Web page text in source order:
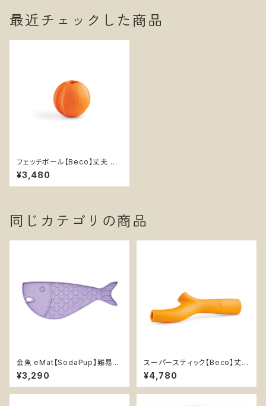
最近チェックした商品
フェッチボール【Beco】丈夫 持
ってこいボール 音なる 天然ゴム
イエロー オレンジ
¥3,480
同じカテゴリの商品
金魚 eMat【SodaPup】難易度
★ 早食い防止皿 スローフィー
ダー 知育 エンリッチメント スト
レス解消 猫 リックマットソダパッ
¥3,290
スーパースティック【Beco】丈夫
持ってこい棒 天然ゴム エンリッ
チメント イエロー オレンジ
¥4,780